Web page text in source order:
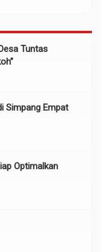
Tuntas
Simpang Empat
Optimalkan